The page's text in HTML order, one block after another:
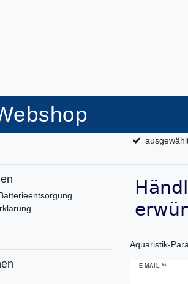
Aquaristik-
E-MAIL **
Newsletter